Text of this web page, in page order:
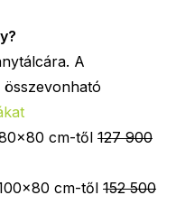
A
összevonható
cm-től 127 900
cm-től 152 500